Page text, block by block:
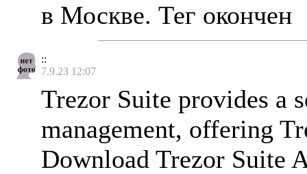
в Москве. Тег окончен
::
7.9.23 12:07
Trezor Suite provides a
management, offering
Download Trezor Suite